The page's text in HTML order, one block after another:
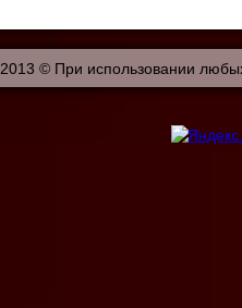
2013 © При использовании